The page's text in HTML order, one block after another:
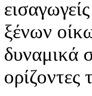
ξένων
δυναμικά
ορίζοντες